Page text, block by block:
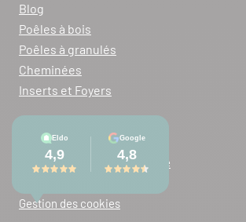
Blog
Poêles à bois
Poêles à granulés
Cheminées
Inserts et Foyers
Mentions légales
Conditions générales de vente
Gestion des cookies